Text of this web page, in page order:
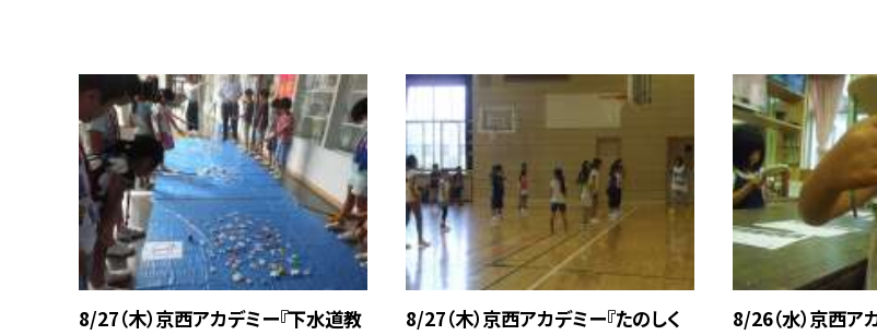
8/27（木）京西アカデミー『下水道教
8/27（木）京西アカデミー『たのしく
8/26（水）京西ア